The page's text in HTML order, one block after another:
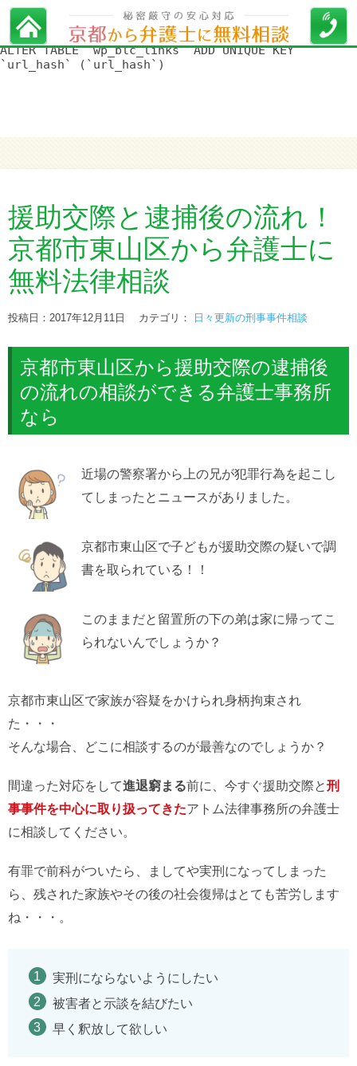
WordPress データベースエラー:[Duplicate entry '' for key
'url_hash']
ALTER TABLE `wp_blc_links` ADD UNIQUE KEY
`url_hash` (`url_hash`)
援助交際と逮捕後の流れ！
京都市東山区から弁護士に
無料法律相談
投稿日：2017年12月11日 カテゴリ： 日々更新の刑事事件相談
京都市東山区から援助交際の逮捕後
の流れの相談ができる弁護士事務所
なら
近場の警察署から上の兄が犯罪行為を起こし
てしまったとニュースがありました。
京都市東山区で子どもが援助交際の疑いで調
書を取られている！！
このままだと留置所の下の弟は家に帰ってこ
られないんでしょうか？
京都市東山区で家族が容疑をかけられ身柄拘束され
た・・・
そんな場合、どこに相談するのが最善なのでしょうか？
間違った対応をして進退窮まる前に、今すぐ援助交際と刑
事事件を中心に取り扱ってきたアトム法律事務所の弁護士
に相談してください。
有罪で前科がついたら、ましてや実刑になってしまった
ら、残された家族やその後の社会復帰はとても苦労します
ね・・・。
実刑にならないようにしたい
被害者と示談を結びたい
早く釈放して欲しい